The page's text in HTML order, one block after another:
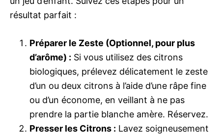
résultat parfait :
Préparer le Zeste (Optionnel, pour plus
d’arôme) : Si vous utilisez des citrons
biologiques, prélevez délicatement le zeste
d’un ou deux citrons à l’aide d’une râpe fine
ou d’un économe, en veillant à ne pas
prendre la partie blanche amère. Réservez.
Presser les Citrons : Lavez soigneusement